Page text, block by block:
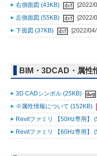
右側面図 (43KB)
[2022/
左側面図 (55KB)
[2022/
下面図 (37KB)
[2022/
BIM・3DCAD・属性
3D CADシンボル (25KB)
※属性情報について (152KB)
Revitファミリ 【50Hz専用】
Revitファミリ 【60Hz専用】